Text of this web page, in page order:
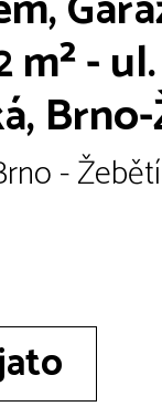
m² - ul.
-